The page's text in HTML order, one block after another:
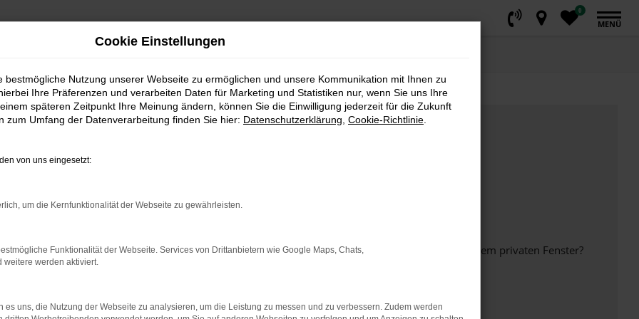
0
MENÜ
bestimmter Seiten verhindern. Funktioniert die Seite in einem anderen Browser oder in einem privaten Fenster?
beheben.
auf dem neuesten Stand sind.
Cookie Einstellungen
bestmögliche Nutzung unserer Webseite zu ermöglichen und unsere Kommunikation mit Ihnen zu
Ihre Präferenzen und verarbeiten Daten für Marketing und Statistiken nur, wenn Sie uns Ihre
späteren Zeitpunkt Ihre Meinung ändern, können Sie die Einwilligung jederzeit für die Zukunft
zum Umfang der Datenverarbeitung finden Sie hier: Datenschutzerklärung Cookie-Richtlinie
von uns eingesetzt:
um die Kernfunktionalität der Webseite zu gewährleisten.
Funktionalität der Webseite. Services von Drittanbietern wie Google Maps, Chats,
weitere werden aktiviert.
es uns, die Nutzung der Webseite zu analysieren, um die Leistung zu messen und zu verbessern. Zudem werden